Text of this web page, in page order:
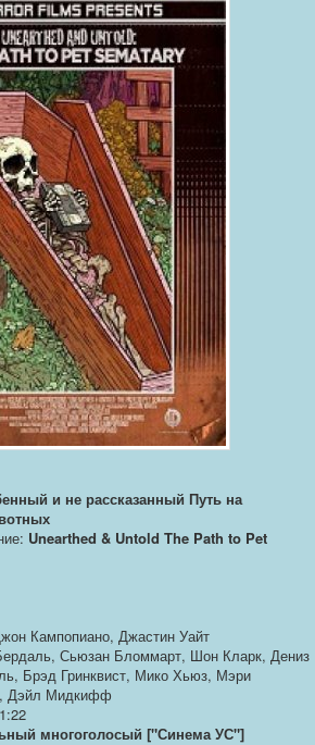
и не рассказанный Путь на
Unearthed & Untold The Path to Pet
Кампопиано, Джастин Уайт
Сьюзан Бломмарт, Шон Кларк, Дениз
Брэд Гринквист, Мико Хьюз, Мэри
Дэйл Мидкифф
многоголосый ["Синема УС"]